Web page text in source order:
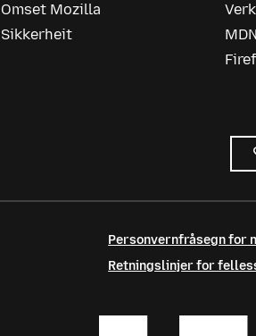
Omset Mozilla
Sikkerheit
MDN
Personvernfråsegn for
Retningslinjer for